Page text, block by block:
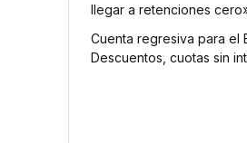
llegar a retenciones
Cuenta regresiva para el
Descuentos, cuotas sin